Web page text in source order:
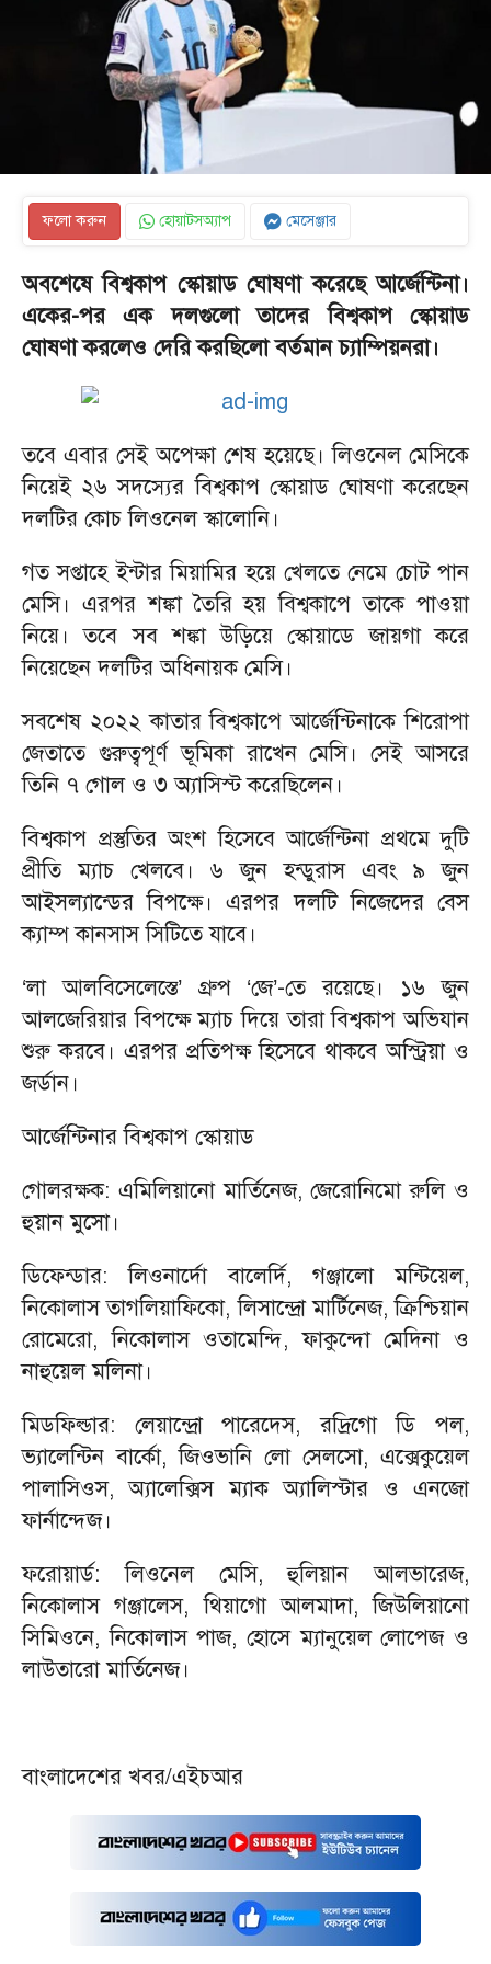
ফলো করুন হোয়াটসঅ্যাপ মেসেঞ্জার
‎অবশেষে বিশ্বকাপ স্কোয়াড ঘোষণা করেছে আর্জেন্টিনা।
একের-পর এক দলগুলো তাদের বিশ্বকাপ স্কোয়াড
ঘোষণা করলেও দেরি করছিলো বর্তমান চ্যাম্পিয়নরা।
‎তবে এবার সেই অপেক্ষা শেষ হয়েছে। লিওনেল মেসিকে
নিয়েই ২৬ সদস্যের বিশ্বকাপ স্কোয়াড ঘোষণা করেছেন
দলটির কোচ লিওনেল স্কালোনি।
‎গত সপ্তাহে ইন্টার মিয়ামির হয়ে খেলতে নেমে চোট পান
মেসি। এরপর শঙ্কা তৈরি হয় বিশ্বকাপে তাকে পাওয়া
নিয়ে। তবে সব শঙ্কা উড়িয়ে স্কোয়াডে জায়গা করে
নিয়েছেন দলটির অধিনায়ক মেসি।
‎সবশেষ ২০২২ কাতার বিশ্বকাপে আর্জেন্টিনাকে শিরোপা
জেতাতে গুরুত্বপূর্ণ ভূমিকা রাখেন মেসি। সেই আসরে
তিনি ৭ গোল ও ৩ অ্যাসিস্ট করেছিলেন।
‎বিশ্বকাপ প্রস্তুতির অংশ হিসেবে আর্জেন্টিনা প্রথমে দুটি
প্রীতি ম্যাচ খেলবে। ৬ জুন হন্ডুরাস এবং ৯ জুন
আইসল্যান্ডের বিপক্ষে। এরপর দলটি নিজেদের বেস
ক্যাম্প কানসাস সিটিতে যাবে।
‎‘লা আলবিসেলেস্তে’ গ্রুপ ‘জে’-তে রয়েছে। ১৬ জুন
আলজেরিয়ার বিপক্ষে ম্যাচ দিয়ে তারা বিশ্বকাপ অভিযান
শুরু করবে। এরপর প্রতিপক্ষ হিসেবে থাকবে অস্ট্রিয়া ও
জর্ডান।
‎আর্জেন্টিনার বিশ্বকাপ স্কোয়াড
গোলরক্ষক: এমিলিয়ানো মার্তিনেজ, জেরোনিমো রুলি ও
হুয়ান মুসো।
‎ডিফেন্ডার: লিওনার্দো বালের্দি, গঞ্জালো মন্টিয়েল,
নিকোলাস তাগলিয়াফিকো, লিসান্দ্রো মার্টিনেজ, ক্রিশ্চিয়ান
রোমেরো, নিকোলাস ওতামেন্দি, ফাকুন্দো মেদিনা ও
নাহুয়েল মলিনা।
‎মিডফিল্ডার: লেয়ান্দ্রো পারেদেস, রদ্রিগো ডি পল,
ভ্যালেন্টিন বার্কো, জিওভানি লো সেলসো, এক্সেকুয়েল
পালাসিওস, অ্যালেক্সিস ম্যাক অ্যালিস্টার ও এনজো
ফার্নান্দেজ।
‎ফরোয়ার্ড: লিওনেল মেসি, হুলিয়ান আলভারেজ,
নিকোলাস গঞ্জালেস, থিয়াগো আলমাদা, জিউলিয়ানো
সিমিওনে, নিকোলাস পাজ, হোসে ম্যানুয়েল লোপেজ ও
লাউতারো মার্তিনেজ।
‎বাংলাদেশের খবর/এইচআর